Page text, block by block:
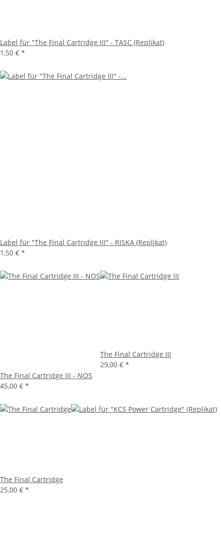
Label für "The Final Cartridge III" - TASC (Replikat)
1,50 € *
Label für "The Final Cartridge III" - RISKA (Replikat)
1,50 € *
The Final Cartridge III - NOS
45,00 € *
The Final Cartridge III
29,00 € *
The Final Cartridge
25,00 € *